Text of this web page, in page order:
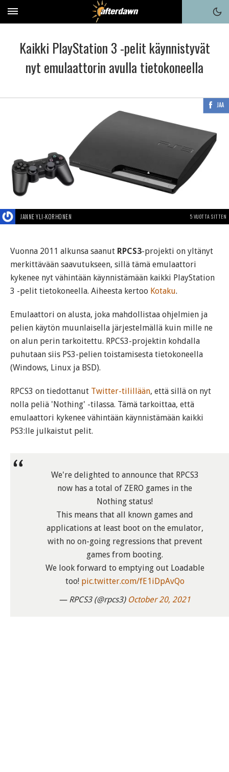
Kaikki PlayStation 3 -pelit käynnistyvät
nyt emulaattorin avulla tietokoneella
JAA
JANNE YLI-KORHONEN 5 VUOTTA SITTEN
Vuonna 2011 alkunsa saanut RPCS3-projekti on yltänyt
merkittävään saavutukseen, sillä tämä emulaattori
kykenee nyt vähintään käynnistämään kaikki PlayStation
3 -pelit tietokoneella. Aiheesta kertoo Kotaku.
Emulaattori on alusta, joka mahdollistaa ohjelmien ja
pelien käytön muunlaisella järjestelmällä kuin mille ne
on alun perin tarkoitettu. RPCS3-projektin kohdalla
puhutaan siis PS3-pelien toistamisesta tietokoneella
(Windows, Linux ja BSD).
RPCS3 on tiedottanut Twitter-tilillään, että sillä on nyt
nolla peliä 'Nothing' -tilassa. Tämä tarkoittaa, että
emulaattori kykenee vähintään käynnistämään kaikki
PS3:lle julkaistut pelit.
We're delighted to announce that RPCS3
now has a total of ZERO games in the
Nothing status!
This means that all known games and
applications at least boot on the emulator,
with no on-going regressions that prevent
games from booting.
We look forward to emptying out Loadable
too! pic.twitter.com/fE1iDpAvQo
— RPCS3 (@rpcs3) October 20, 2021